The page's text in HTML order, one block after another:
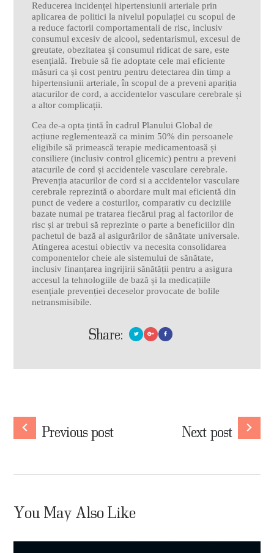
Reducerea incidenței hipertensiunii arteriale prin
aplicarea de politici la nivelul populației cu scopul de
a reduce factorii comportamentali de risc, inclusiv
consumul excesiv de alcool, sedentarismul, excesul de
greutate, obezitatea și consumul ridicat de sare, este
esențială. Trebuie să fie adoptate cele mai eficiente
măsuri ca și cost pentru pentru detectarea din timp a
hipertensiunii arteriale, în scopul de a preveni apariția
atacurilor de cord, a accidentelor vasculare cerebrale și
a altor complicații.
Cea de-a opta țintă în cadrul Planului Global de
acțiune reglementează ca minim 50% din persoanele
eligibile să primească terapie medicamentoasă și
consiliere (inclusiv control glicemic) pentru a preveni
atacurile de cord și accidentele vasculare cerebrale.
Prevenția atacurilor de cord si a accidentelor vasculare
cerebrale reprezintă o abordare mult mai eficientă din
punct de vedere a costurilor, comparativ cu deciziile
bazate numai pe tratarea fiecărui prag al factorilor de
risc și ar trebui să reprezinte o parte a beneficiilor din
pachetul de bază al asigurărilor de sănătate universale.
Atingerea acestui obiectiv va necesita consolidarea
componentelor cheie ale sistemului de sănătate,
inclusiv finanțarea ingrijirii sănătății pentru a asigura
accesul la tehnologiile de bază și la medicațiile
esențiale prevenției deceselor provocate de bolile
netransmisibile.
Share:
în
articole
Previous
post:
Previous post Next post
You May Also Like